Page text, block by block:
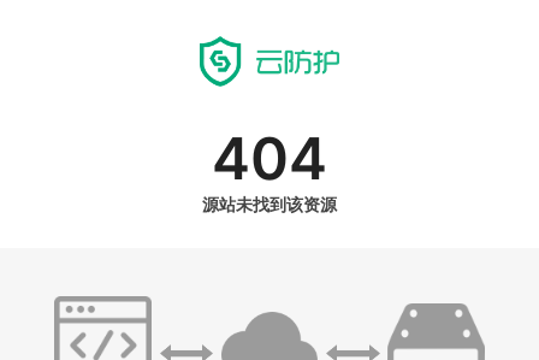
404
源站未找到该资源